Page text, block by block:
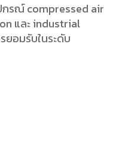
กรณ์ compressed air
และ industrial
ยอมรับในระดับ